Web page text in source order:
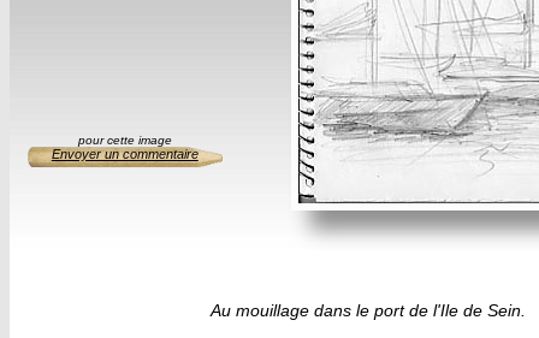
pour cette image
Envoyer un commentaire
Au mouillage dans le port de l'Ile de Sein.